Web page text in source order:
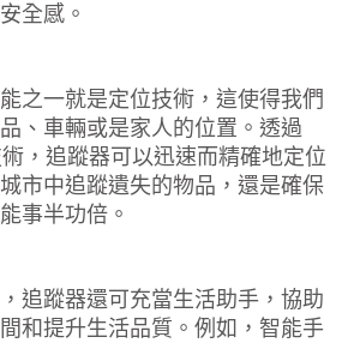
全感。
之一就是定位技術，這使得我們
、車輛或是家人的位置。透過
，追蹤器可以迅速而精確地定位
市中追蹤遺失的物品，還是確保
事半功倍。
追蹤器還可充當生活助手，協助
和提升生活品質。例如，智能手